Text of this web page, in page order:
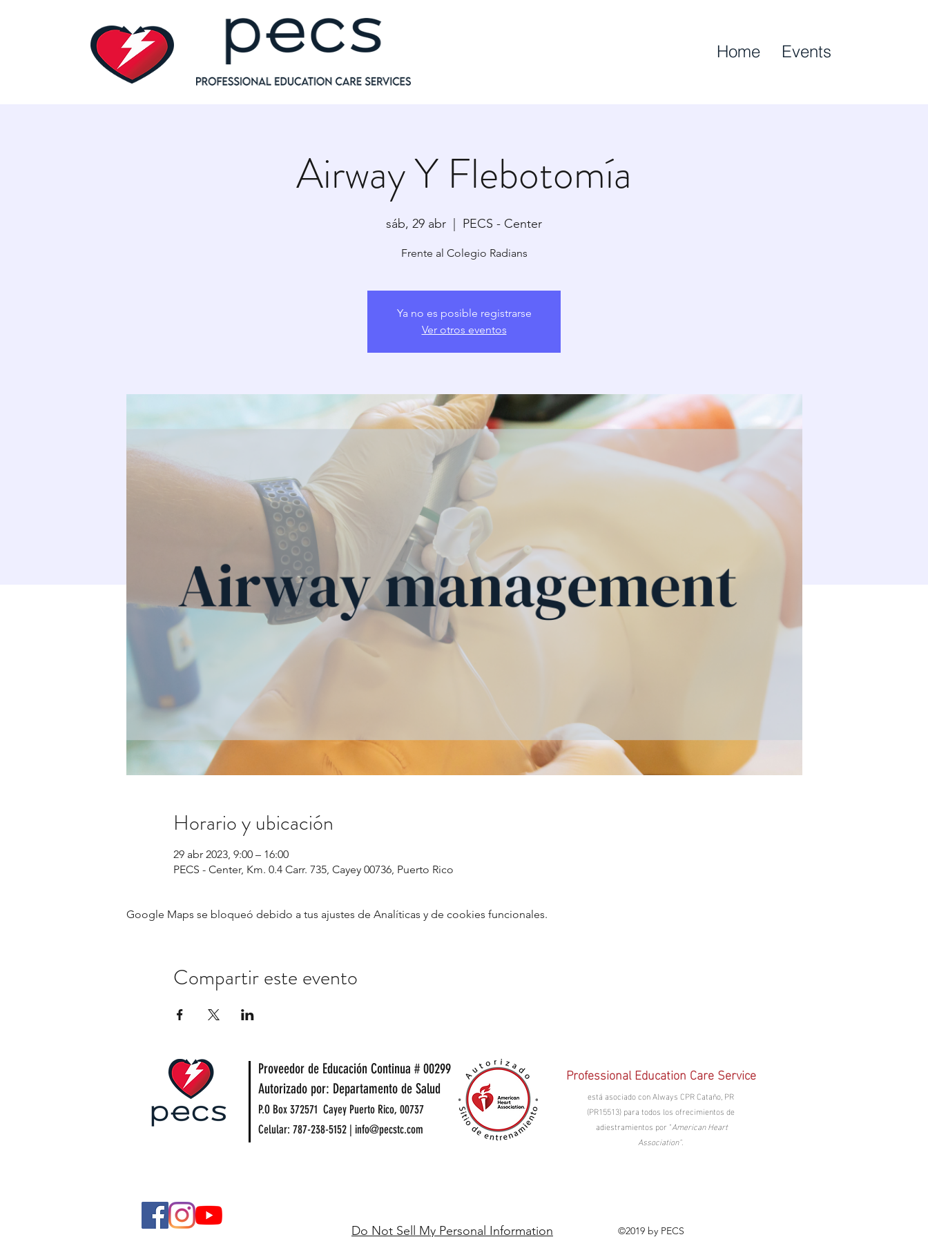
Home Events
Airway Y Flebotomía
sáb, 29 abr PECS - Center
Frente al Colegio Radians
Ya no es posible registrarse
Ver otros eventos
Horario y ubicación
29 abr 2023, 9:00 – 16:00
PECS - Center, Km. 0.4 Carr. 735, Cayey 00736, Puerto Rico
Google Maps se bloqueó debido a tus ajustes de Analíticas y de cookies funcionales.
Compartir este evento
Proveedor de Educación Continua # 00299
Autorizado por: Departamento de Salud
P.O Box 372571 Cayey Puerto Rico, 00737
Celular: 787-238-5152 | info@pecstc.com
Professional Education Care Service
está asociado con Always CPR Cataño, PR
(PR15513) para todos los ofrecimientos de
adiestramientos por "American Heart
Association".
©2019 by PECS
Do Not Sell My Personal Information